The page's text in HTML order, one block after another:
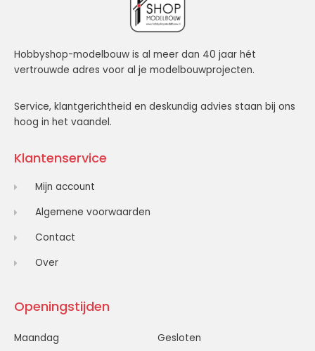
Hobbyshop-modelbouw is al meer dan 40 jaar hét
vertrouwde adres voor al je modelbouwprojecten.
Service, klantgerichtheid en deskundig advies staan bij ons
hoog in het vaandel.
Klantenservice
Mijn account
Algemene voorwaarden
Contact
Over
Openingstijden
Maandag
Gesloten